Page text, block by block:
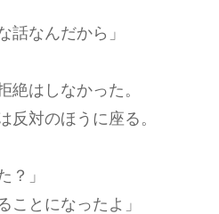
話なんだから」
はしなかった。
対のほうに座る。
？」
ことになったよ」